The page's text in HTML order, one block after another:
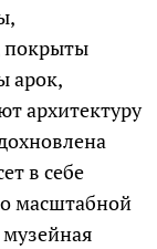
покрыты
арок,
архитектуру
в себе
масштабной